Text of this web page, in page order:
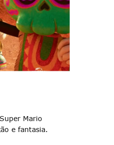
Mario
e fantasia.